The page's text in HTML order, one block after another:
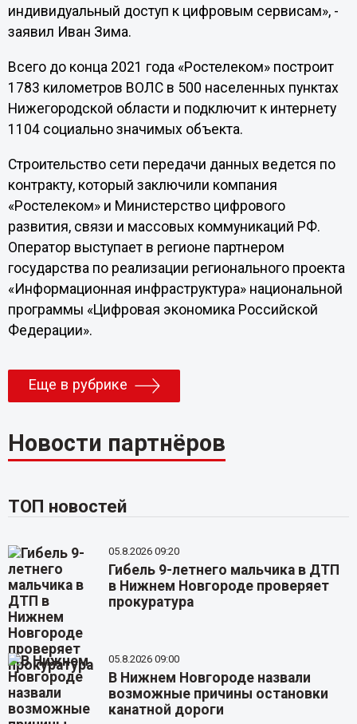
индивидуальный доступ к цифровым сервисам», -
заявил Иван Зима.
Всего до конца 2021 года «Ростелеком» построит
1783 километров ВОЛС в 500 населенных пунктах
Нижегородской области и подключит к интернету
1104 социально значимых объекта.
Строительство сети передачи данных ведется по
контракту, который заключили компания
«Ростелеком» и Министерство цифрового
развития, связи и массовых коммуникаций РФ.
Оператор выступает в регионе партнером
государства по реализации регионального проекта
«Информационная инфраструктура» национальной
программы «Цифровая экономика Российской
Федерации».
Еще в рубрике
Новости партнёров
ТОП новостей
05.8.2026 09:20
Гибель 9-летнего мальчика в ДТП
в Нижнем Новгороде проверяет
прокуратура
05.8.2026 09:00
В Нижнем Новгороде назвали
возможные причины остановки
канатной дороги